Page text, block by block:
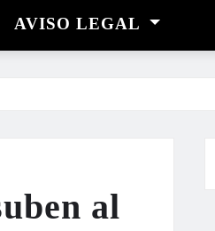
AVISO LEGAL
al